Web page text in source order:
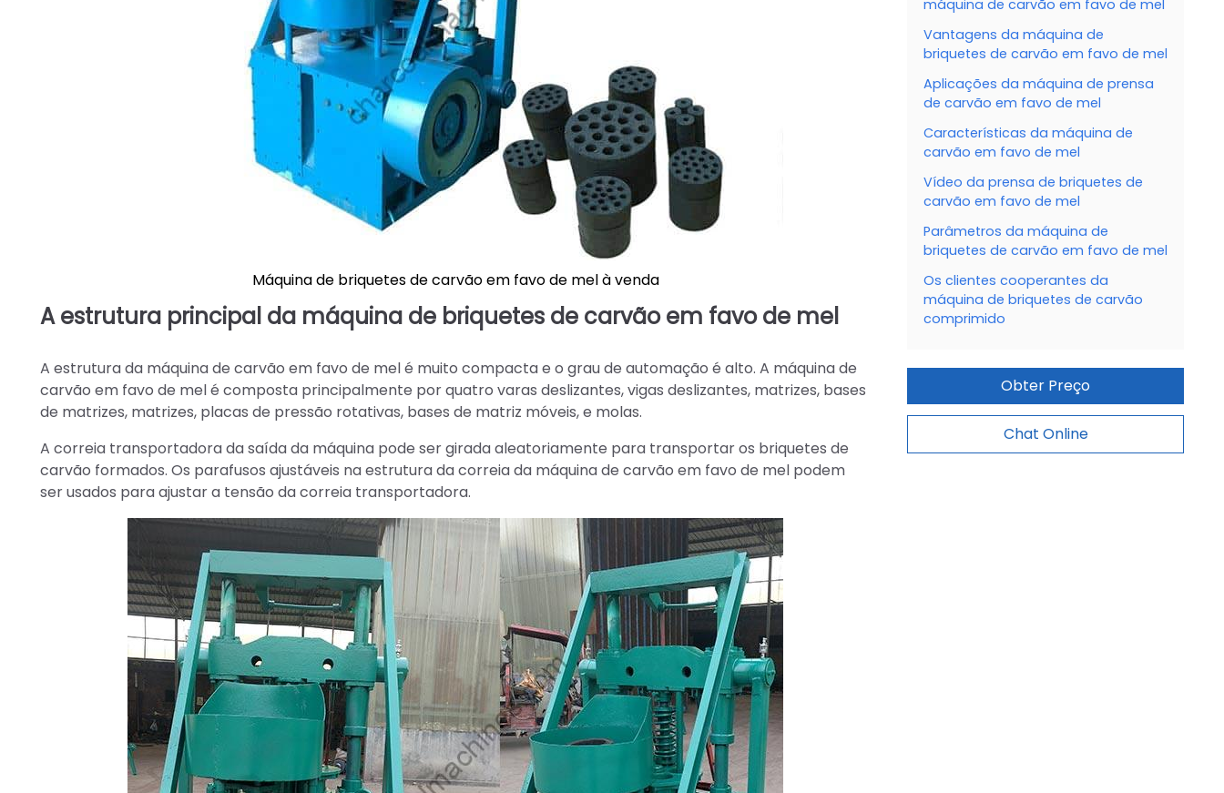
Máquina de briquetes de carvão em favo de mel à venda
A estrutura principal da máquina de briquetes de carvão em favo de mel
A estrutura da máquina de carvão em favo de mel é muito compacta e o grau de automação é alto. A máquina de
carvão em favo de mel é composta principalmente por quatro varas deslizantes, vigas deslizantes, matrizes, bases
de matrizes, matrizes, placas de pressão rotativas, bases de matriz móveis, e molas.
A correia transportadora da saída da máquina pode ser girada aleatoriamente para transportar os briquetes de
carvão formados. Os parafusos ajustáveis na estrutura da correia da máquina de carvão em favo de mel podem
ser usados para ajustar a tensão da correia transportadora.
máquina de carvão em favo de mel
Vantagens da máquina de
briquetes de carvão em favo de mel
Aplicações da máquina de prensa
de carvão em favo de mel
Características da máquina de
carvão em favo de mel
Vídeo da prensa de briquetes de
carvão em favo de mel
Parâmetros da máquina de
briquetes de carvão em favo de mel
Os clientes cooperantes da
máquina de briquetes de carvão
comprimido
Obter Preço
Chat Online